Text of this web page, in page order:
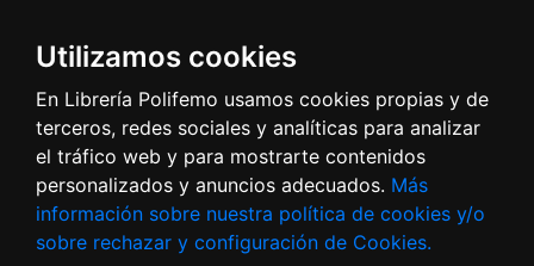
Utilizamos cookies
En Librería Polifemo usamos cookies propias y de
terceros, redes sociales y analíticas para analizar
el tráfico web y para mostrarte contenidos
personalizados y anuncios adecuados. Más
información sobre nuestra política de cookies y/o
sobre rechazar y configuración de Cookies.